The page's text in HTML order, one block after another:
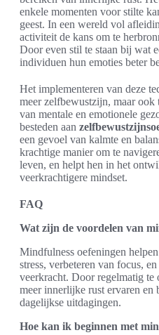
enkele momenten voor stilte
geest. In een wereld vol
activiteit de kans om te
Door even stil te staan bij wat
individuen hun emoties beter
Het implementeren van deze
meer zelfbewustzijn, maar
van mentale en emotionele
besteden aan
een gevoel van kalmte en
krachtige manier om te
leven, en helpt hen in het
veerkrachtigere mindset.
FAQ
Wat zijn de voordelen van
Mindfulness oefeningen
stress, verbeteren van focus,
veerkracht. Door regelmatig
meer innerlijke rust ervaren en
dagelijkse uitdagingen.
Hoe kan ik beginnen met